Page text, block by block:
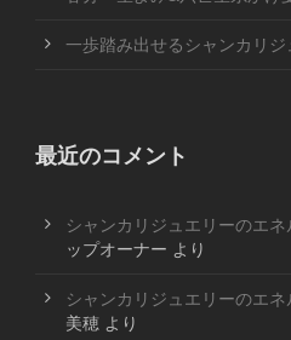
一歩踏み出せるシャンカリジ
最近のコメント
シャンカリジュエリーのエネ
ップオーナー より
シャンカリジュエリーのエネ
美穂 より